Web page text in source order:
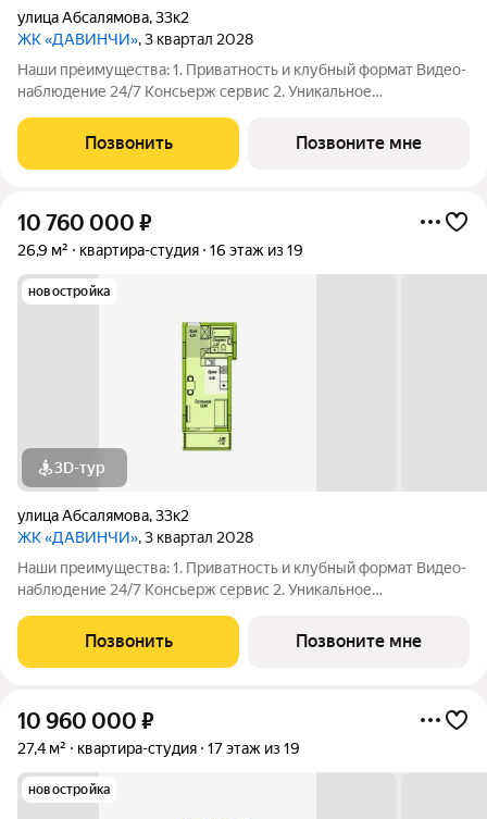
улица Абсалямова,33к2
ЖК «ДАВИНЧИ», 3 квартал 2028
Наши преимущества: 1. Приватность и клубный формат Видео-
наблюдение 24/7 Консьерж сервис 2. Уникальное
этаже Библиотека Спортивная зона Детский уголок 3.
Комфортный паркинг Закрытый паркинг на 1
Позвонить Позвоните мне
10 760 000 ₽
26,9 м² квартира-студия 16 этаж из 19
новостройка
3D-тур
улица Абсалямова,33к2
ЖК «ДАВИНЧИ», 3 квартал 2028
Наши преимущества: 1. Приватность и клубный формат Видео-
наблюдение 24/7 Консьерж сервис 2. Уникальное
этаже Библиотека Спортивная зона Детский уголок 3.
Комфортный паркинг Закрытый паркинг на 1
Позвонить Позвоните мне
10 960 000 ₽
27,4 м² квартира-студия 17 этаж из 19
новостройка